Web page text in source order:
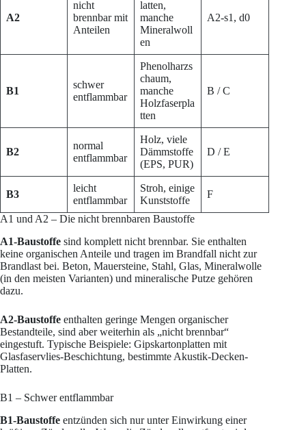
A2
nicht
brennbar mit
Anteilen
latten,
manche
Mineralwoll
en
A2-s1, d0
B1
schwer
entflammbar
Phenolharzs
chaum,
manche
Holzfaserpla
tten
B / C
B2
normal
entflammbar
Holz, viele
Dämmstoffe
(EPS, PUR)
D / E
B3
leicht
entflammbar
Stroh, einige
Kunststoffe
F
A1 und A2 – Die nicht brennbaren Baustoffe
A1-Baustoffe sind komplett nicht brennbar. Sie enthalten
keine organischen Anteile und tragen im Brandfall nicht zur
Brandlast bei. Beton, Mauersteine, Stahl, Glas, Mineralwolle
(in den meisten Varianten) und mineralische Putze gehören
dazu.
A2-Baustoffe enthalten geringe Mengen organischer
Bestandteile, sind aber weiterhin als „nicht brennbar“
eingestuft. Typische Beispiele: Gipskartonplatten mit
Glasfaservlies-Beschichtung, bestimmte Akustik-Decken-
Platten.
B1 – Schwer entflammbar
B1-Baustoffe entzünden sich nur unter Einwirkung einer